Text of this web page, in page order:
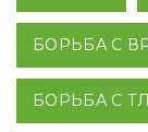
БОРЬБА С
БОРЬБА С